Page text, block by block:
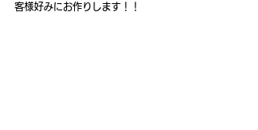
客様好みにお作りします！！